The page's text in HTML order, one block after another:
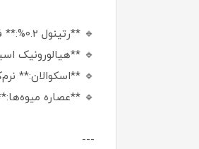
🔹 **رتینول 0.2%:** فرم ملایم ویتامین A برای تحریک کلاژن و کاهش چروک.
🔹 **هیالورونیک
🔹 **اسکوالان:**
🔹 **عصاره
---